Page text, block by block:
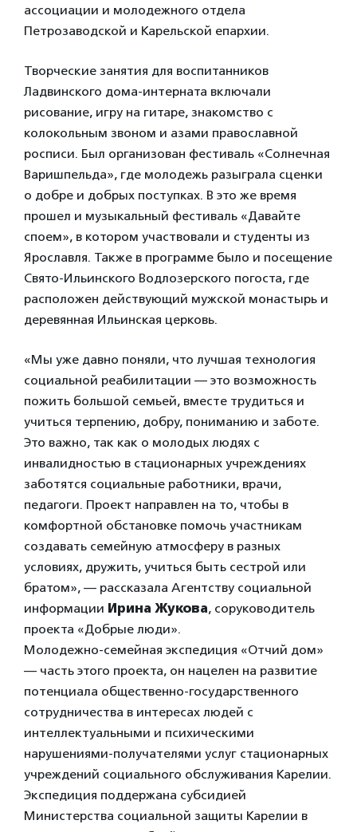
ассоциации и молодежного отдела
Петрозаводской и Карельской епархии.
Творческие занятия для воспитанников
Ладвинского дома-интерната включали
рисование, игру на гитаре, знакомство с
колокольным звоном и азами православной
росписи. Был организован фестиваль «Солнечная
Варишпельда», где молодежь разыграла сценки
о добре и добрых поступках. В это же время
прошел и музыкальный фестиваль «Давайте
споем», в котором участвовали и студенты из
Ярославля. Также в программе было и посещение
Свято-Ильинского Водлозерского погоста, где
расположен действующий мужской монастырь и
деревянная Ильинская церковь.
«Мы уже давно поняли, что лучшая технология
социальной реабилитации — это возможность
пожить большой семьей, вместе трудиться и
учиться терпению, добру, пониманию и заботе.
Это важно, так как о молодых людях с
инвалидностью в стационарных учреждениях
заботятся социальные работники, врачи,
педагоги. Проект направлен на то, чтобы в
комфортной обстановке помочь участникам
создавать семейную атмосферу в разных
условиях, дружить, учиться быть сестрой или
братом», — рассказала Агентству социальной
информации Ирина Жукова, соруководитель
проекта «Добрые люди».
Молодежно-семейная экспедиция «Отчий дом»
— часть этого проекта, он нацелен на развитие
потенциала общественно-государственного
сотрудничества в интересах людей с
интеллектуальными и психическими
нарушениями-получателями услуг стационарных
учреждений социального обслуживания Карелии.
Экспедиция поддержана субсидией
Министерства социальной защиты Карелии в